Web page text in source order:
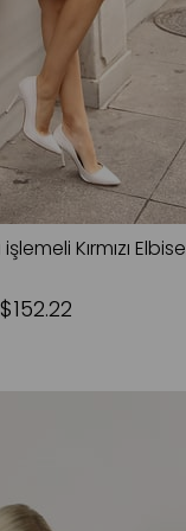
Kırmızı Elbise
$152.22